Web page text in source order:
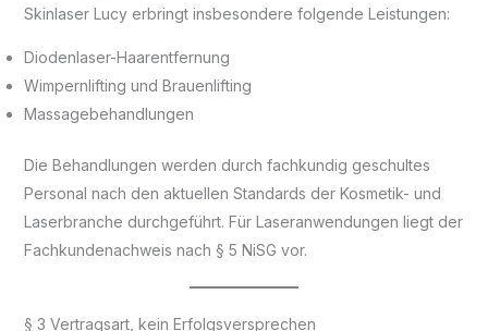
Skinlaser Lucy erbringt insbesondere folgende Leistungen:
Diodenlaser-Haarentfernung
Wimpernlifting und Brauenlifting
Massagebehandlungen
Die Behandlungen werden durch fachkundig geschultes
Personal nach den aktuellen Standards der Kosmetik- und
Laserbranche durchgeführt. Für Laseranwendungen liegt der
Fachkundenachweis nach § 5 NiSG vor.
§ 3 Vertragsart, kein Erfolgsversprechen